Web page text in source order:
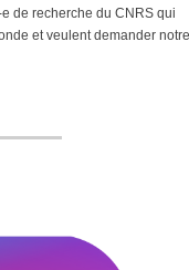
de recherche du CNRS qui
et veulent demander notre